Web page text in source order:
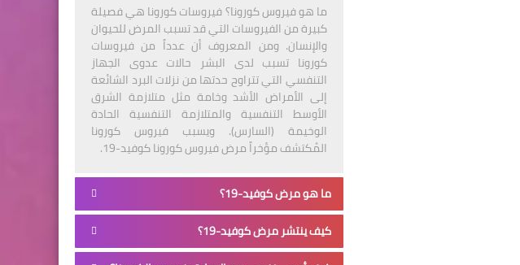
ما هو فيروس كورونا؟ فيروسات كورونا هي فصيلة
كبيرة من الفيروسات التي قد تسبب المرض للحيوان
والإنسان. ومن المعروف أن عدداً من فيروسات
كورونا تسبب لدى البشر حالات عدوى الجهاز
التنفسي التي تتراوح حدتها من نزلات البرد الشائعة
إلى الأمراض الأشد وخامة مثل متلازمة الشرق
الأوسط التنفسية والمتلازمة التنفسية الحادة
الوخيمة (السارس). ويسبب فيروس كورونا
المُكتشف مؤخراً مرض فيروس كورونا كوفيد-19.
ما هو مرض كوفيد-19؟
كيف ينتشر مرض كوفيد-19؟